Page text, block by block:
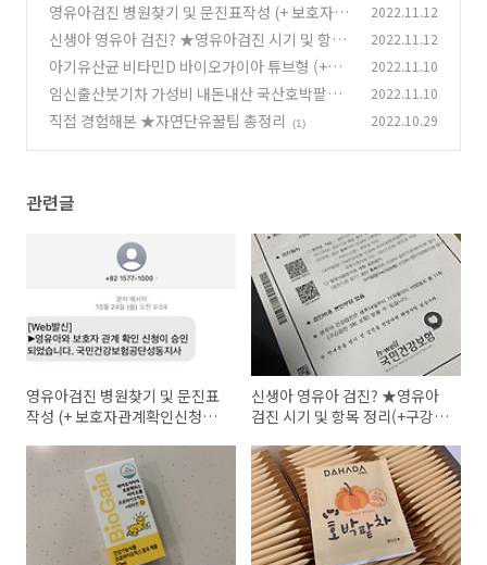
영유아검진 병원찾기 및 문진표작성 (+ 보호자관
계확인신청방법) (0)
2022.11.12
신생아 영유아 검진? ★영유아검진 시기 및 항목
정리(+구강검진/영유아검진 연장)
(0)
2022.11.12
아기유산균 비타민D 바이오가이아 튜브형 (+유
산균 복용시기/효과?)
(0)
2022.11.10
임신출산붓기차 가성비 내돈내산 국산호박팥차
(0)
2022.11.10
직접 경험해본 ★자연단유꿀팁 총정리 (1) 2022.10.29
관련글
영유아검진 병원찾기 및 문진표
작성 (+ 보호자관계확인신청방
신생아 영유아 검진? ★영유아
검진 시기 및 항목 정리(+구강검